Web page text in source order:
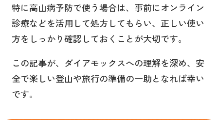
特に高山病予防で使う場合は、事前にオンライン
診療などを活用して処方してもらい、正しい使い
方をしっかり確認しておくことが大切です。
この記事が、ダイアモックスへの理解を深め、安
全で楽しい登山や旅行の準備の一助となれば幸い
です。